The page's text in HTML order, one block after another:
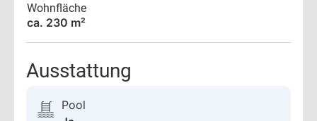
Wohnfläche
ca. 230 m²
Ausstattung
Pool